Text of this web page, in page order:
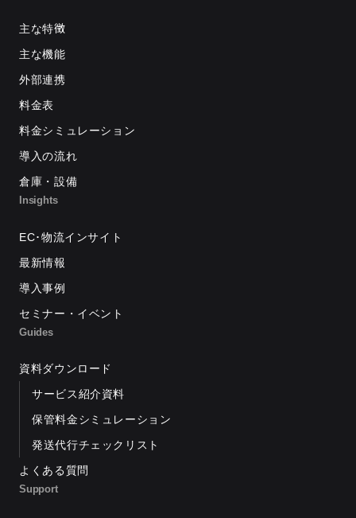
主な特徴
主な機能
外部連携
料金表
料金シミュレーション
導入の流れ
倉庫・設備
Insights
EC･物流インサイト
最新情報
導入事例
セミナー・イベント
Guides
資料ダウンロード
サービス紹介資料
保管料金シミュレーション
発送代行チェックリスト
よくある質問
Support